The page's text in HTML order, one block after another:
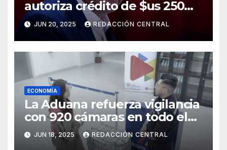
autoriza crédito de $us 250
millones del BID para
emergencias
JUN 20, 2025 REDACCIÓN CENTRAL
ECONOMÍA
La Aduana refuerza vigilancia
con 920 cámaras en todo el
país
JUN 18, 2025 REDACCIÓN CENTRAL